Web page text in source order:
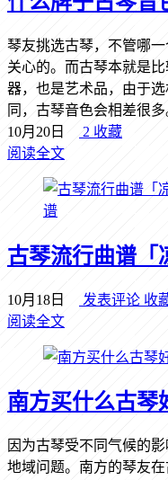
琴友挑选古琴，不管哪
关心的。而古琴本就是
器，也是艺术品，由于
同，古琴音色会相差很
10月20日
2 收藏
阅读全文
谱
古琴流行曲谱「
10月18日 发表评论 收
阅读全文
南方买什么古琴
因为古琴受不同气候的
地域问题。南方的琴友